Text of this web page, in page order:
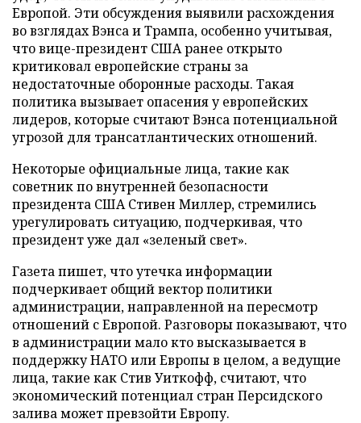
Европой. Эти обсуждения выявили расхождения
во взглядах Вэнса и Трампа, особенно учитывая,
что вице-президент США ранее открыто
критиковал европейские страны за
недостаточные оборонные расходы. Такая
политика вызывает опасения у европейских
лидеров, которые считают Вэнса потенциальной
угрозой для трансатлантических отношений.
Некоторые официальные лица, такие как
советник по внутренней безопасности
президента США Стивен Миллер, стремились
урегулировать ситуацию, подчеркивая, что
президент уже дал «зеленый свет».
Газета пишет, что утечка информации
подчеркивает общий вектор политики
администрации, направленной на пересмотр
отношений с Европой. Разговоры показывают, что
в администрации мало кто высказывается в
поддержку НАТО или Европы в целом, а ведущие
лица, такие как Стив Уиткофф, считают, что
экономический потенциал стран Персидского
залива может превзойти Европу.